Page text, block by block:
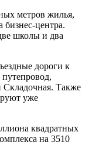
метров жилья,
бизнес-центра.
школы и два
дороги к
Также
уже
квадратных
на 3510